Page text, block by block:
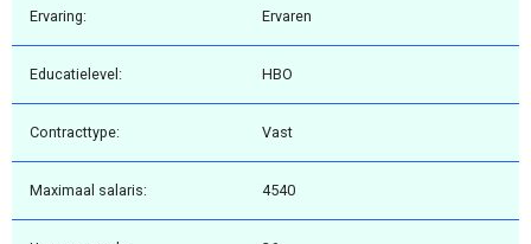
Ervaring: Ervaren
Educatielevel: HBO
Contracttype: Vast
Maximaal salaris: 4540